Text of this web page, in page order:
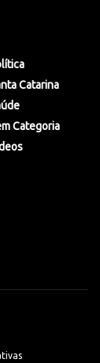
Catarina
Categoria